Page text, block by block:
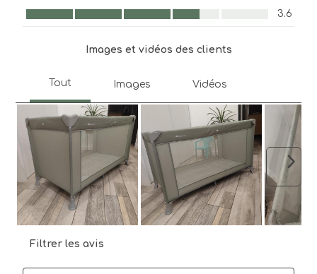
Confort de l'enfant, 3.6 sur 5
3.6
Images et vidéos des clients
Filtrer les avis